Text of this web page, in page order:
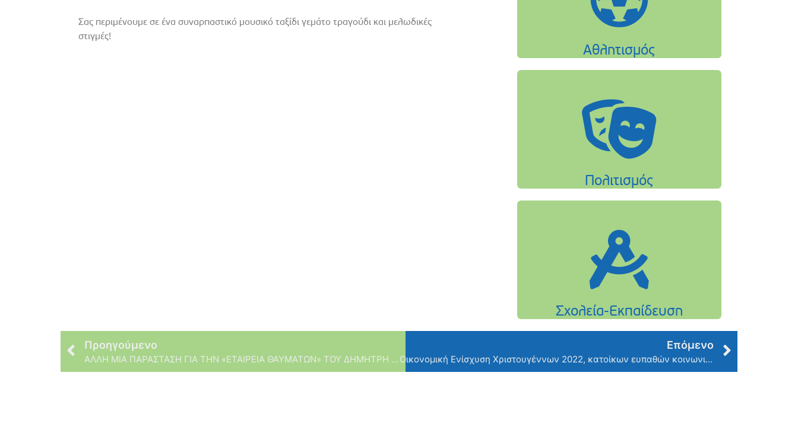
Σας περιμένουμε σε ένα συναρπαστικό μουσικό ταξίδι γεμάτο τραγούδι και μελωδικές
στιγμές!
Προηγούμενο
ΑΛΛΗ ΜΙΑ ΠΑΡΑΣΤΑΣΗ ΓΙΑ ΤΗΝ «ΕΤΑΙΡΕΙΑ ΘΑΥΜΑΤΩΝ» ΤΟΥ ΔΗΜΗΤΡΗ ΨΑΘΑ.
Επόμενο
Οικονομική Ενίσχυση Χριστουγέννων 2022, κατοίκων ευπαθών κοινωνικών ομάδων του Δήμου Φιλοθέης-Ψυχικού.